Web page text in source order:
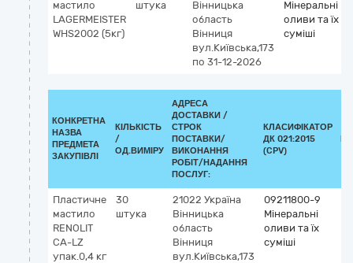
мастило
LAGERMEISTER
WHS2002 (5кг)
штука
Вінницька
область
Вінниця
вул.Київська,173
по 31-12-2026
Мінеральні
оливи та їх
суміші
КОНКРЕТНА
НАЗВА
ПРЕДМЕТА
ЗАКУПІВЛІ
КІЛЬКІСТЬ
/
ОД.ВИМІРУ
АДРЕСА
ДОСТАВКИ /
СТРОК
ПОСТАВКИ/
ВИКОНАННЯ
РОБІТ/НАДАННЯ
ПОСЛУГ:
КЛАСИФІКАТОР
ДК 021:2015
(CPV)
Пластичне
мастило
RENOLIT
CA-LZ
упак.0,4 кг
30
штука
21022 Україна
Вінницька
область
Вінниця
вул.Київська,173
09211800-9
Мінеральні
оливи та їх
суміші